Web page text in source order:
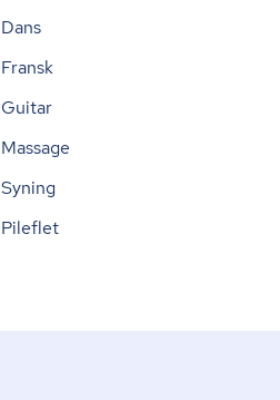
Dans
Fransk
Guitar
Massage
Syning
Pileflet